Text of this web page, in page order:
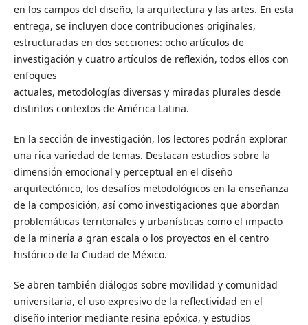
en los campos del diseño, la arquitectura y las artes. En esta
entrega, se incluyen doce contribuciones originales,
estructuradas en dos secciones: ocho artículos de
investigación y cuatro artículos de reflexión, todos ellos con
enfoques
actuales, metodologías diversas y miradas plurales desde
distintos contextos de América Latina.
En la sección de investigación, los lectores podrán explorar
una rica variedad de temas. Destacan estudios sobre la
dimensión emocional y perceptual en el diseño
arquitectónico, los desafíos metodológicos en la enseñanza
de la composición, así como investigaciones que abordan
problemáticas territoriales y urbanísticas como el impacto
de la minería a gran escala o los proyectos en el centro
histórico de la Ciudad de México.
Se abren también diálogos sobre movilidad y comunidad
universitaria, el uso expresivo de la reflectividad en el
diseño interior mediante resina epóxica, y estudios